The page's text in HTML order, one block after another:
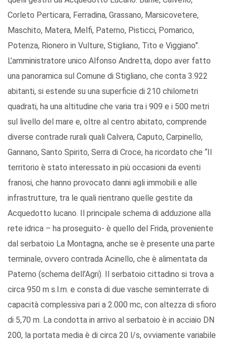
Corleto Perticara, Ferradina, Grassano, Marsicovetere,
Maschito, Matera, Melfi, Paterno, Pisticci, Pomarico,
Potenza, Rionero in Vulture, Stigliano, Tito e Viggiano”.
L’amministratore unico Alfonso Andretta, dopo aver fatto
una panoramica sul Comune di Stigliano, che conta 3.922
abitanti, si estende su una superficie di 210 chilometri
quadrati, ha una altitudine che varia tra i 909 e i 500 metri
sul livello del mare e, oltre al centro abitato, comprende
diverse contrade rurali quali Calvera, Caputo, Carpinello,
Gannano, Santo Spirito, Serra di Croce, ha ricordato che “Il
territorio è stato interessato in più occasioni da eventi
franosi, che hanno provocato danni agli immobili e alle
infrastrutture, tra le quali rientrano quelle gestite da
Acquedotto lucano. Il principale schema di adduzione alla
rete idrica – ha proseguito- è quello del Frida, proveniente
dal serbatoio La Montagna, anche se è presente una parte
terminale, ovvero contrada Acinello, che è alimentata da
Paterno (schema dell’Agri). Il serbatoio cittadino si trova a
circa 950 m s.l.m. e consta di due vasche seminterrate di
capacità complessiva pari a 2.000 mc, con altezza di sfioro
di 5,70 m. La condotta in arrivo al serbatoio è in acciaio DN
200, la portata media è di circa 20 l/s, ovviamente variabile